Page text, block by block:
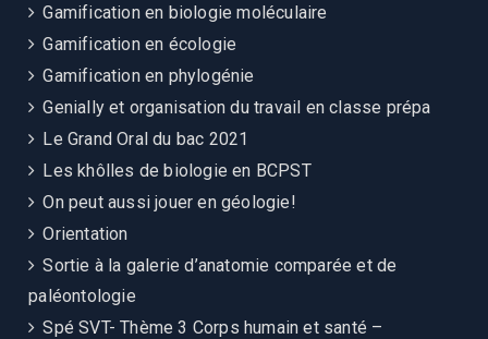
Gamification en biologie moléculaire
Gamification en écologie
Gamification en phylogénie
Genially et organisation du travail en classe prépa
Le Grand Oral du bac 2021
Les khôlles de biologie en BCPST
On peut aussi jouer en géologie!
Orientation
Sortie à la galerie d’anatomie comparée et de
paléontologie
Spé SVT- Thème 3 Corps humain et santé –